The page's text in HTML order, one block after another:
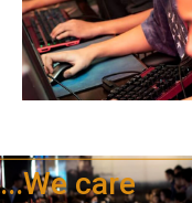
...We care